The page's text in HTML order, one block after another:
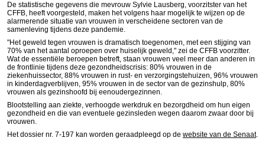
De statistische gegevens die mevrouw Sylvie Lausberg, voorzitster van het
CFFB, heeft voorgesteld, maken het volgens haar mogelijk te wijzen op de
alarmerende situatie van vrouwen in verscheidene sectoren van de
samenleving tijdens deze pandemie.
"Het geweld tegen vrouwen is dramatisch toegenomen, met een stijging van
70% van het aantal oproepen over huiselijk geweld," zei de CFFB voorzitter.
Wat de essentiële beroepen betreft, staan vrouwen veel meer dan anderen in
de frontlinie tijdens deze gezondheidscrisis: 80% vrouwen in de
ziekenhuissector, 88% vrouwen in rust- en verzorgingstehuizen, 96% vrouwen
in kinderdagverblijven, 95% vrouwen in de sector van de gezinshulp, 80%
vrouwen als gezinshoofd bij eenoudergezinnen.
Blootstelling aan ziekte, verhoogde werkdruk en bezorgdheid om hun eigen
gezondheid en die van eventuele gezinsleden wegen daarom zwaar door bij
vrouwen.
Het dossier nr. 7-197 kan worden geraadpleegd op de website van de Senaat.